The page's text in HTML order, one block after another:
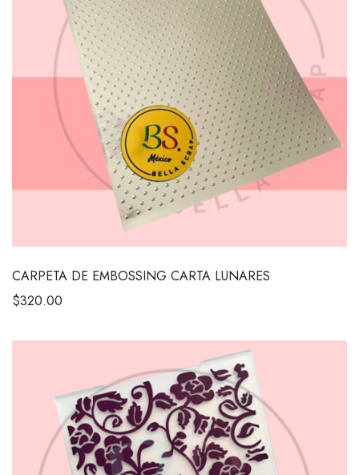
CARPETA DE EMBOSSING CARTA LUNARES
$320.00